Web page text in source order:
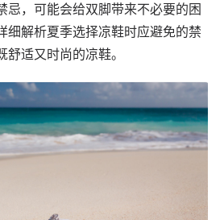
忌，可能会给双脚带来不必要的困
细解析夏季选择凉鞋时应避免的禁
适又时尚的凉鞋。